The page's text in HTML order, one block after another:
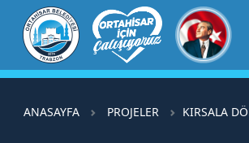
ANASAYFA PROJELER KIRSALA